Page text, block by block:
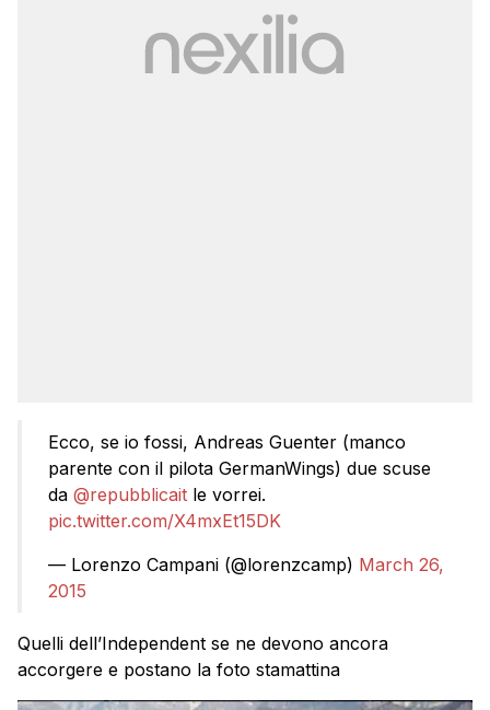
Ecco, se io fossi, Andreas Guenter (manco
parente con il pilota GermanWings) due scuse
da @repubblicait le vorrei.
pic.twitter.com/X4mxEt15DK
— Lorenzo Campani (@lorenzcamp) March 26,
2015
Quelli dell’Independent se ne devono ancora
accorgere e postano la foto stamattina